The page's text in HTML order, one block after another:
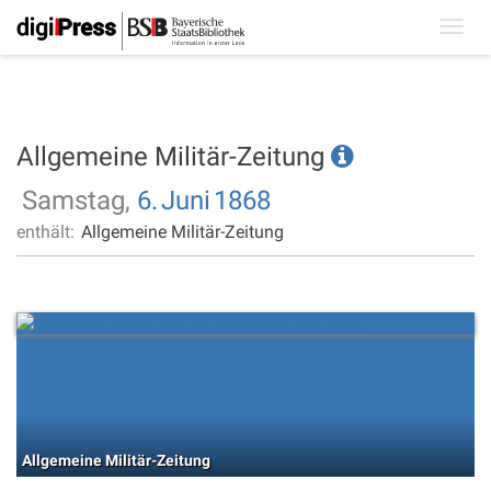
Allgemeine Militär-Zeitung
Samstag, 6.Juni 1868
enthält: Allgemeine Militär-Zeitung
Allgemeine Militär-Zeitung